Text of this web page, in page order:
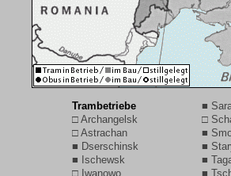
Trambetriebe
□ Archangelsk
□ Astrachan
■ Dserschinsk
■ Ischewsk
□ Iwanowo
■
□
■
■
■
■